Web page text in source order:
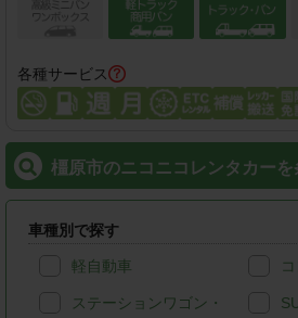
各種サービス
橿原市のニコニコレンタカーを
車種別で探す
軽自動車
ステーションワゴン・